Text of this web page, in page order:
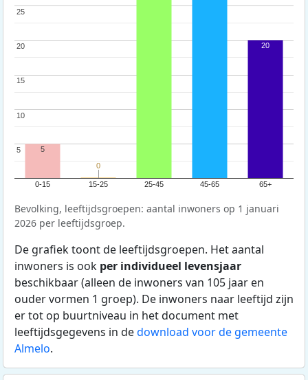
0-15 15-25 25-45 45-65 65+
5
5
10
10
15
15
20
20
25
25
5
0
0
20
Bevolking, leeftijdsgroepen: aantal inwoners op 1 januari
2026 per leeftijdsgroep.
De grafiek toont de leeftijdsgroepen. Het aantal
inwoners is ook per individueel levensjaar
beschikbaar (alleen de inwoners van 105 jaar en
ouder vormen 1 groep). De inwoners naar leeftijd zijn
er tot op buurtniveau in het document met
leeftijdsgegevens in dedownload voor de gemeente
Almelo.